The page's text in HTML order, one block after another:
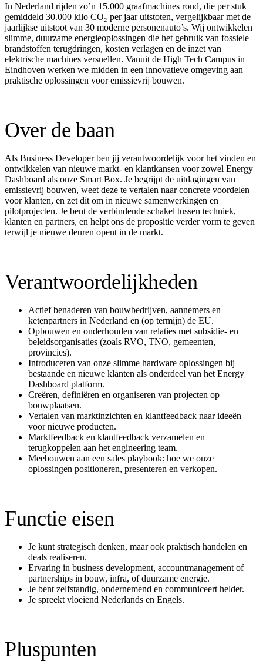
In Nederland rijden zo’n 15.000 graafmachines rond, die per stuk
gemiddeld 30.000 kilo CO₂ per jaar uitstoten, vergelijkbaar met de
jaarlijkse uitstoot van 30 moderne personenauto’s. Wij ontwikkelen
slimme, duurzame energieoplossingen die het gebruik van fossiele
brandstoffen terugdringen, kosten verlagen en de inzet van
elektrische machines versnellen. Vanuit de High Tech Campus in
Eindhoven werken we midden in een innovatieve omgeving aan
praktische oplossingen voor emissievrij bouwen.
Over de baan
Als Business Developer ben jij verantwoordelijk voor het vinden en
ontwikkelen van nieuwe markt- en klantkansen voor zowel Energy
Dashboard als onze Smart Box. Je begrijpt de uitdagingen van
emissievrij bouwen, weet deze te vertalen naar concrete voordelen
voor klanten, en zet dit om in nieuwe samenwerkingen en
pilotprojecten. Je bent de verbindende schakel tussen techniek,
klanten en partners, en helpt ons de propositie verder vorm te geven
terwijl je nieuwe deuren opent in de markt.
Verantwoordelijkheden
Actief benaderen van bouwbedrijven, aannemers en
ketenpartners in Nederland en (op termijn) de EU.
Opbouwen en onderhouden van relaties met subsidie- en
beleidsorganisaties (zoals RVO, TNO, gemeenten,
provincies).
Introduceren van onze slimme hardware oplossingen bij
bestaande en nieuwe klanten als onderdeel van het Energy
Dashboard platform.
Creëren, definiëren en organiseren van projecten op
bouwplaatsen.
Vertalen van marktinzichten en klantfeedback naar ideeën
voor nieuwe producten.
Marktfeedback en klantfeedback verzamelen en
terugkoppelen aan het engineering team.
Meebouwen aan een sales playbook: hoe we onze
oplossingen positioneren, presenteren en verkopen.
Functie eisen
Je kunt strategisch denken, maar ook praktisch handelen en
deals realiseren.
Ervaring in business development, accountmanagement of
partnerships in bouw, infra, of duurzame energie.
Je bent zelfstandig, ondernemend en communiceert helder.
Je spreekt vloeiend Nederlands en Engels.
Pluspunten